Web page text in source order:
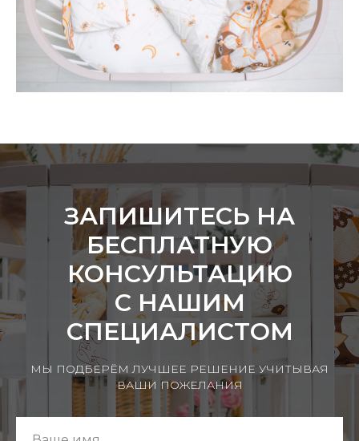
ЗАПИШИТЕСЬ НА
БЕСПЛАТНУЮ
КОНСУЛЬТАЦИЮ
С НАШИМ
СПЕЦИАЛИСТОМ
МЫ ПОДБЕРЁМ ЛУЧШЕЕ РЕШЕНИЕ УЧИТЫВАЯ
ВАШИ ПОЖЕЛАНИЯ